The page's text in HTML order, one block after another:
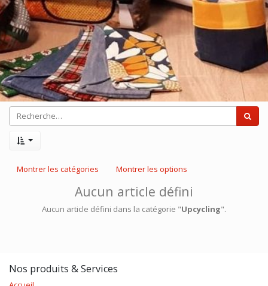
Montrer les catégories Montrer les options
Aucun article défini
Aucun article défini dans la catégorie "Upcycling".
Nos produits & Services